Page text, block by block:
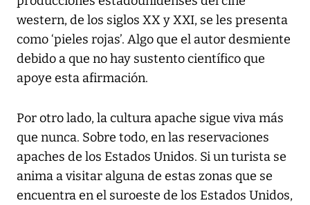
western, de los siglos XX y XXI, se les presenta
como ‘pieles rojas’. Algo que el autor desmiente
debido a que no hay sustento científico que
apoye esta afirmación.
Por otro lado, la cultura apache sigue viva más
que nunca. Sobre todo, en las reservaciones
apaches de los Estados Unidos. Si un turista se
anima a visitar alguna de estas zonas que se
encuentra en el suroeste de los Estados Unidos,